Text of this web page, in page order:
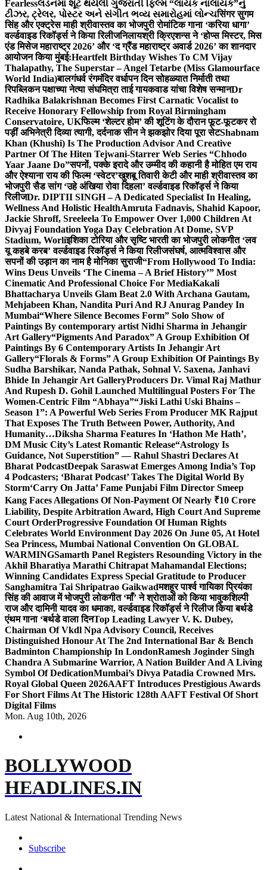
Fearlessલંડનમાં શૂટ થયેલી ગુજરાતી ફિલ્મ “લાયક નાલાયક”નું
ટીઝર, ટ્રેલર, પોસ્ટર અને સંગીત ભવ્ય સમારોહમાં લોન્ચसिंगर सुगम
सिंह और एक्ट्रेस माही श्रीवास्तव का भोजपुरी रोमांटिक गाना ‘करिया धागा’
वर्ल्डवाइड रिकॉर्ड्स ने किया रिलीजनिलायश्री क्रिएशन्स ने ‘होप्स मिस्टर, मिस
एंड मिसेज महाराष्ट्र 2026’ और ‘द ग्रैंड महाराष्ट्र अवार्ड 2026’ का शानदार
आयोजन किया मुंबई:Heartfelt Birthday Wishes To CM Vijay
Thalapathy, The Superstar – Angel Tetarbe (Miss Glamourface
World India)बालगंधर्व रंगमंदिर वर्धापन दिन सोहळ्यात निर्माती तथा
रिपब्लिकन पक्षाच्या नेत्या संघमित्रा ताई गायकवाड यांचा विशेष सन्मानDr
Radhika Balakrishnan Becomes First Carnatic Vocalist to
Receive Honorary Fellowship from Royal Birmingham
Conservatoire, UKफिल्म ‘शेल्टर होम’ की शूटिंग के दौरान फूट-फूटकर रो
पड़ीं अभिनेत्री दिव्या त्यागी, दर्दनाक सीन ने झकझोर दिया पूरा सेटShabnam
Khan (Khushi) Is The Production Advisor And Creative
Partner Of The Hiten Tejwani-Starrer Web Series “Chhodo
Yaar Jaane Do”सपनों, पक्के इरादे और उम्मीद की कहानी है मोहित एम राय
और ऐश्याना राय की फिल्म ‘स्वेटर’खुशबू तिवारी केटी और माही श्रीवास्तव का
भोजपुरी सैड सांग ‘उहे अंखिया रोवा दिहला’ वर्ल्डवाइड रिकॉर्ड्स ने किया
रिलीजDr. DIPTII SINGH – A Dedicated Specialist In Healing,
Wellness And Holistic HealthAmruta Fadnavis, Shahid Kapoor,
Jackie Shroff, Sreeleela To Empower Over 1,000 Children At
Divyaj Foundation Yoga Day Celebration At Dome, SVP
Stadium, Worliइशिका टोरिया और सृष्टि भारती का भोजपुरी लोकगीत ‘लव
यू कहबे करब’ वर्ल्डवाइड रिकॉर्ड्स ने किया रिलीजसंघर्ष, आत्मविश्वास और
सपनों की उड़ान का नाम है मोनिका सुराजी“From Hollywood To India:
Wins Deus Unveils ‘The Cinema – A Brief History’” Most
Cinematic And Professional Choice For MediaKakali
Bhattacharya Unveils Glam Beat 2.0 With Archana Gautam,
Mehjabeen Khan, Nandita Puri And RJ Anurag Pandey In
Mumbai“Where Silence Becomes Form” Solo Show of
Paintings By contemporary artist Nidhi Sharma in Jehangir
Art Gallery“Pigments And Paradox” A Group Exhibition Of
Paintings By 6 Contemporary Artists In Jehangir Art
Gallery“Florals & Forms” A Group Exhibition Of Paintings By
Sudha Barshikar, Nanda Pathak, Sohnal V. Saxena, Janhavi
Bhide In Jehangir Art GalleryProducers Dr. Vimal Raj Mathur
And Rupesh D. Gohil Launched Multilingual Posters For The
Women-Centric Film “Abhaya”“Jiski Lathi Uski Bhains –
Season 1”: A Powerful Web Series From Producer MK Rajput
That Exposes The Truth Between Power, Authority, And
Humanity…Diksha Sharma Features In ‘Hathon Me Hath’,
DM Music City’s Latest Romantic Release“Astrology Is
Guidance, Not Superstition” — Rahul Shastri Declares At
Bharat PodcastDeepak Saraswat Emerges Among India’s Top
4 Podcasters; ‘Bharat Podcast’ Takes The Digital World By
Storm‘Carry On Jatta’ Fame Punjabi Film Director Smeep
Kang Faces Allegations Of Non-Payment Of Nearly ₹10 Crore
Liability, Despite Arbitration Award, High Court And Supreme
Court OrderProgressive Foundation Of Human Rights
Celebrates World Environment Day 2026 On June 05, At Hotel
Sea Princess, Mumbai National Convention On GLOBAL
WARMINGSamarth Panel Registers Resounding Victory in the
Akhil Bharatiya Marathi Chitrapat Mahamandal Elections;
Winning Candidates Express Special Gratitude to Producer
Sanghamitra Tai Shripatrao Gaikwadमशहूर पार्श्व गायिका प्रियंका
सिंह की आवाज में भोजपुरी लोकगीत ‘माँ’ ने श्रोताओं को किया भावुकशिल्पी
राज और दामिनी यादव का धमाका, वर्ल्डवाइड रिकॉर्ड्स ने रिलीज किया बर्थडे
एंथम गाना ‘बर्थडे वाला दिनTop Leading Lawyer V. K. Dubey,
Chairman Of Vkdl Npa Advisory Council, Receives
Distinguished Honour At The 2nd International Bar & Bench
Badminton Championship In LondonRamesh Joginder Singh
Chandra A Submarine Warrior, A Nation Builder And A Living
Symbol Of DedicationMumbai’s Divya Patadia Crowned Mrs.
Royal Global Queen 2026AAFT Introduces Prestigious Awards
For Short Films At The Historic 128th AAFT Festival Of Short
Digital Films
Mon. Aug 10th, 2026
BOLLYWOOD
HEADLINES.IN
Latest National & International Trending News
Subscribe